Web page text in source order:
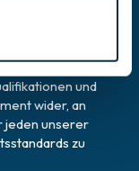
es wird
für
und
wider, an
jeden unserer
zu